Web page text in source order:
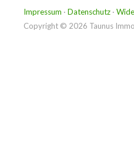
Impressum · Datenschutz ·
Copyright © 2026 Taunus